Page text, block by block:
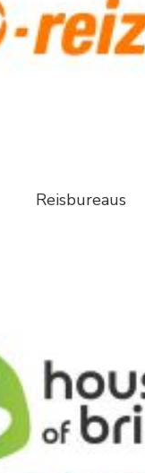
Reisbureaus